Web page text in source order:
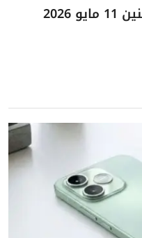
سعر الجنيه الذهب اليوم الاثنين 11 مايو 2026